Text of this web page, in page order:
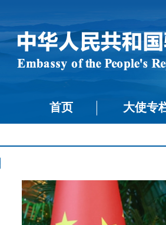
首页 大使专